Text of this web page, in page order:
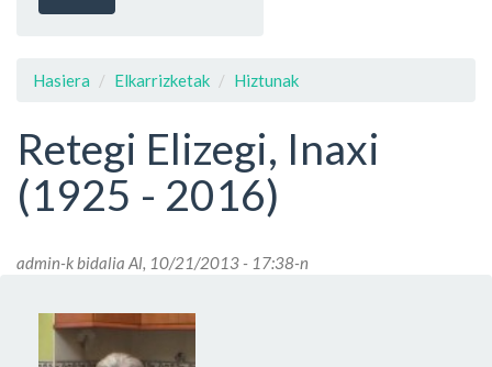
Hasiera Elkarrizketak Hiztunak
Retegi Elizegi, Inaxi
(1925 - 2016)
admin-k bidalia Al, 10/21/2013 - 17:38-n